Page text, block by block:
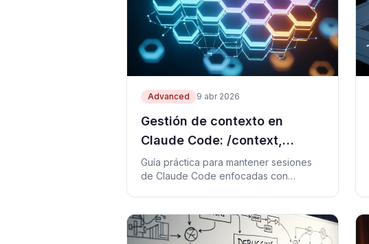
Advanced 9 abr 2026
Gestión de contexto en
Claude Code: /context,
/compact, CLAUDE.md y
Obsidian
Guía práctica para mantener sesiones
de Claude Code enfocadas con